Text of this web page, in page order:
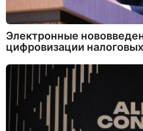
Электронные
цифровизации